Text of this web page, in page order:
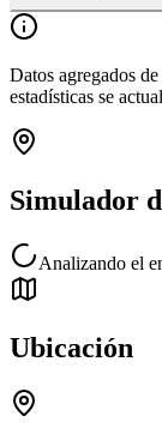
Datos agregados
estadísticas se
Simulador
Analizando el
Ubicación